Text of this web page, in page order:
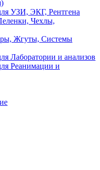
УЗИ, ЭКГ, Рентгена
Чехлы,
Жгуты, Системы
Лаборатории и анализов
Реанимации и